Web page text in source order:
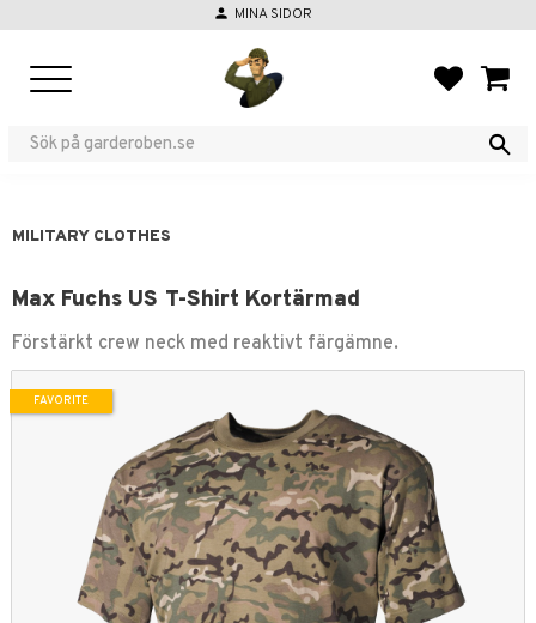
person MINA SIDOR
MILITARY CLOTHES
Max Fuchs US T-Shirt Kortärmad
Förstärkt crew neck med reaktivt färgämne.
FAVORITE